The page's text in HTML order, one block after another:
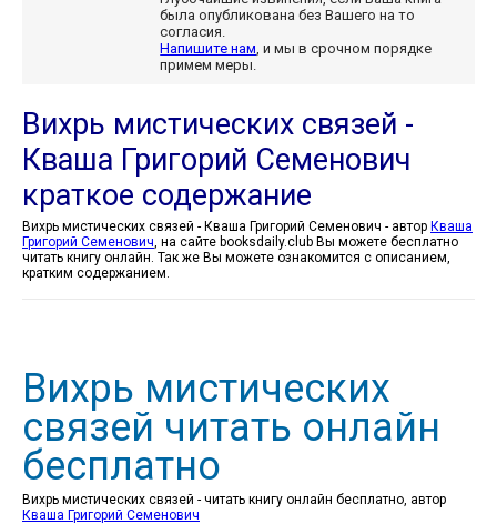
была опубликована без Вашего на то
согласия.
Напишите нам, и мы в срочном порядке
примем меры.
Вихрь мистических связей -
Кваша Григорий Семенович
краткое содержание
Вихрь мистических связей - Кваша Григорий Семенович - автор Кваша
Григорий Семенович, на сайте booksdaily.club Вы можете бесплатно
читать книгу онлайн. Так же Вы можете ознакомится с описанием,
кратким содержанием.
Вихрь мистических
связей читать онлайн
бесплатно
Вихрь мистических связей - читать книгу онлайн бесплатно, автор
Кваша Григорий Семенович